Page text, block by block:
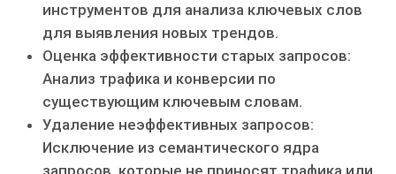
инструментов для анализа ключевых слов
для выявления новых трендов․
Оценка эффективности старых запросов:
Анализ трафика и конверсии по
существующим ключевым словам․
Удаление неэффективных запросов:
Исключение из семантического ядра